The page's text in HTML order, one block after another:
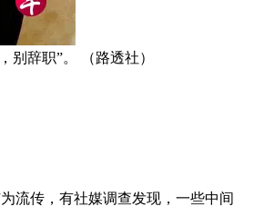
辞职”。 （路透社）
流传，有社媒调查发现，一些中间